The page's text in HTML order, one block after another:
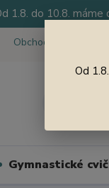
1.8. do 10.8.
Obchodní podmínky
Gymnastické
Od